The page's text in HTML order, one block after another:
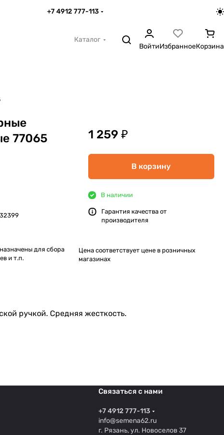
+7 4912 777-113
Каталог
ВойтиИзбранноеКорзина
77065
для сбора
и т.п.
1 259 ₽
В корзину
В наличии
Гарантия качества от
производителя
Цена соответствует цене в розничных
магазинах
ручкой. Средняя жесткость.
Связаться с нами
+7 4912 777-113
info@semena62.ru
г. Рязань, ул. Новоселов 37